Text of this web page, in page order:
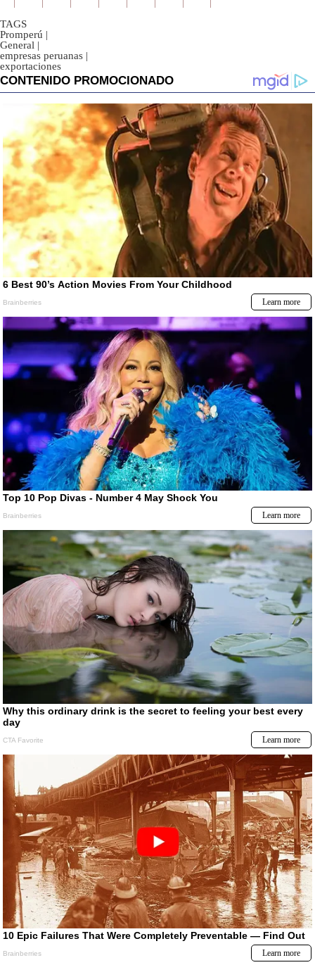
TAGS
Promperú |
General |
empresas peruanas |
exportaciones